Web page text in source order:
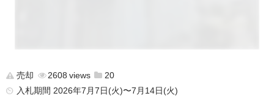
売却 2608
20
入札期間 2026年7月7日(火)〜7月14日(火)